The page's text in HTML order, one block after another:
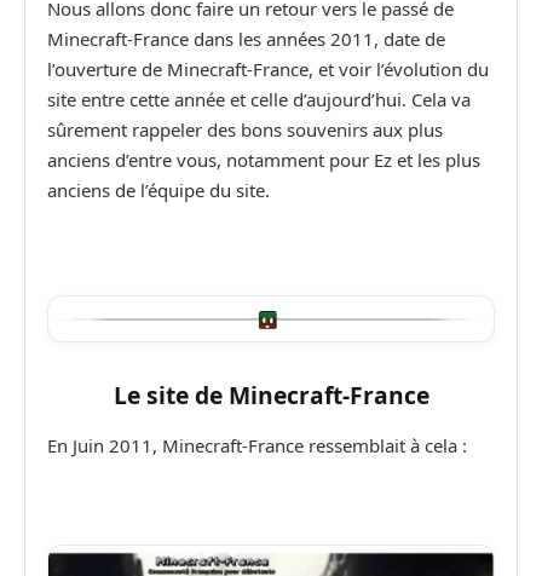
Nous allons donc faire un retour vers le passé de
Minecraft-France dans les années 2011, date de
l’ouverture de Minecraft-France, et voir l’évolution du
site entre cette année et celle d’aujourd’hui. Cela va
sûrement rappeler des bons souvenirs aux plus
anciens d’entre vous, notamment pour Ez et les plus
anciens de l’équipe du site.
Le site de Minecraft-France
En Juin 2011, Minecraft-France ressemblait à cela :